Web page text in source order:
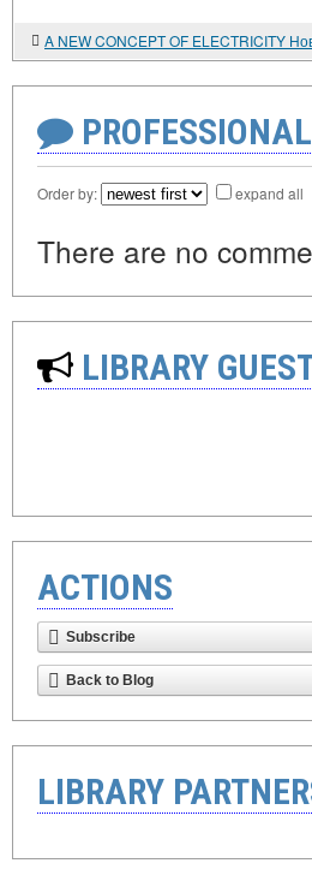
Order by: expand all
There are no
LIBRARY
ACTIONS
Subscribe
Back to Blog
LIBRARY